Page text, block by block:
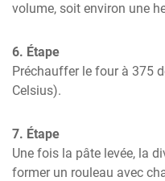
volume, soit environ une
6. Étape
Préchauffer le four à 375
Celsius).
7. Étape
Une fois la pâte levée, la
former un rouleau avec